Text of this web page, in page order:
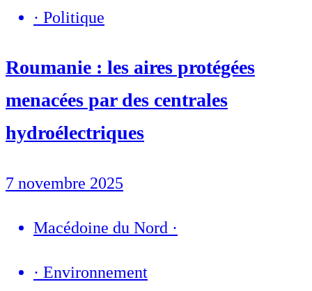
· Politique
Roumanie : les aires protégées
menacées par des centrales
hydroélectriques
7 novembre 2025
Macédoine du Nord ·
· Environnement